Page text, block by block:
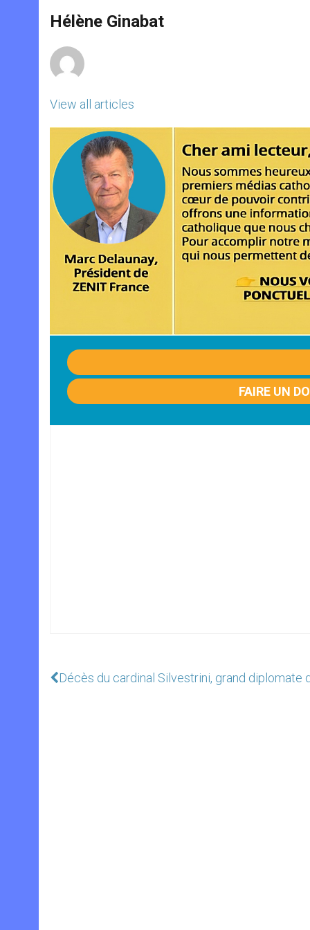
p
p
g
e
o
k
r
Hélène Ginabat
View all articles
FAIRE UN
Décès du cardinal Silvestrini, grand diplomate